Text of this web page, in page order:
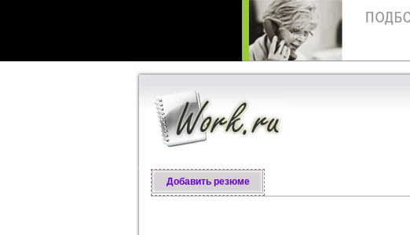
Добавить резюме